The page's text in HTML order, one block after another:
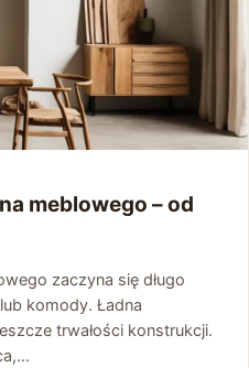
meblowego – od
zaczyna się długo
komody. Ładna
trwałości konstrukcji.